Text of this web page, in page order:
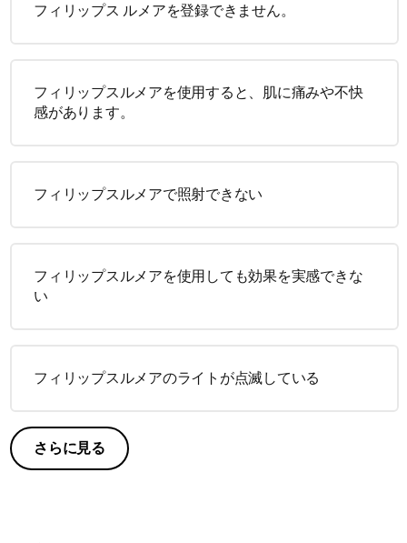
フィリップス ルメアを登録できません。
フィリップスルメアを使用すると、肌に痛みや不快
感があります。
フィリップスルメアで照射できない
フィリップスルメアを使用しても効果を実感できな
い
フィリップスルメアのライトが点滅している
さらに見る